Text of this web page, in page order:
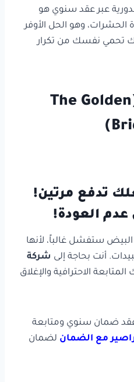
عبر عقد سنوي هو
وهو الحل الأوفر
تحمي نفسك من تكرار
لحظة الإدراك (The Golden
تدفع مرتين!
العودة!
البيض ستفشل غالباً، لأنها
أنت بحاجة إلى شركة
الاحترافية والإغلاق
ضمان سنوي ومتابعة
مع الضمان لضمان